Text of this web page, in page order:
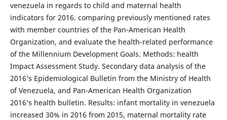
venezuela in regards to child and maternal health
indicators for 2016. comparing previously mentioned rates
with member countries of the Pan-American Health
Organization, and evaluate the health-related performance
of the Millennium Development Goals. Methods: health
Impact Assessment Study. Secondary data analysis of the
2016’s Epidemiological Bulletin from the Ministry of Health
of Venezuela, and Pan-American Health Organization
2016’s health bulletin. Results: infant mortality in venezuela
increased 30% in 2016 from 2015, maternal mortality rate